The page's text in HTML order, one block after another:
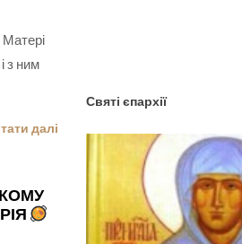
з ним
далі
Святі єпархії